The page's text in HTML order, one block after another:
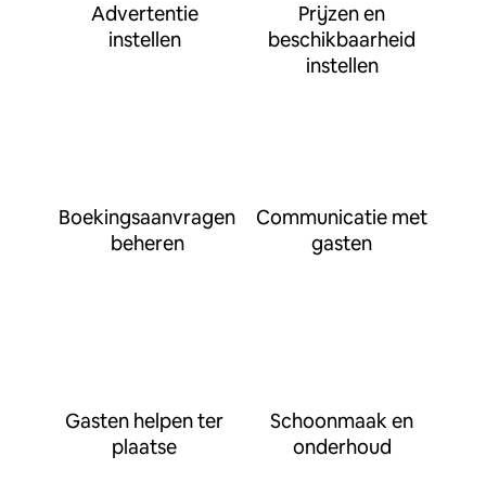
Advertentie
instellen
Prijzen en
beschikbaarheid
instellen
Boekingsaanvragen
beheren
Communicatie met
gasten
Gasten helpen ter
plaatse
Schoonmaak en
onderhoud